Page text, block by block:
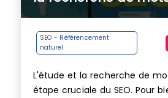
SEO - Référencement
naturel
L'étude et la recherche de
étape cruciale du SEO. Pour